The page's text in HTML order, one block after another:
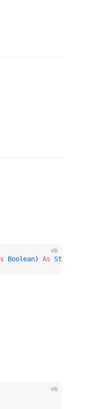
vb
Boolean) As String
vb